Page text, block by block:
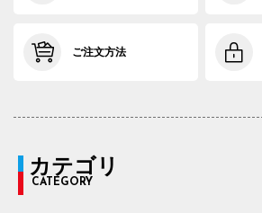
ご注文方法
カテゴリ
CATEGORY